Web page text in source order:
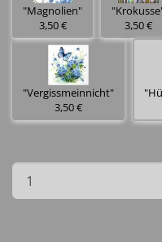
"Magnolien"
3,50 €
3,50 €
"Vergissmeinnicht"
3,50 €